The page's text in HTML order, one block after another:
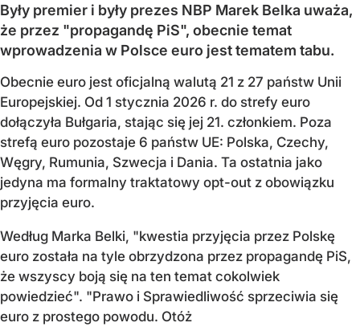
Były premier i były prezes NBP Marek Belka uważa,
że przez "propagandę PiS", obecnie temat
wprowadzenia w Polsce euro jest tematem tabu.
Obecnie euro jest oficjalną walutą 21 z 27 państw Unii
Europejskiej. Od 1 stycznia 2026 r. do strefy euro
dołączyła Bułgaria, stając się jej 21. członkiem. Poza
strefą euro pozostaje 6 państw UE: Polska, Czechy,
Węgry, Rumunia, Szwecja i Dania. Ta ostatnia jako
jedyna ma formalny traktatowy opt-out z obowiązku
przyjęcia euro.
Według Marka Belki, "kwestia przyjęcia przez Polskę
euro została na tyle obrzydzona przez propagandę PiS,
że wszyscy boją się na ten temat cokolwiek
powiedzieć". "Prawo i Sprawiedliwość sprzeciwia się
euro z prostego powodu. Otóż